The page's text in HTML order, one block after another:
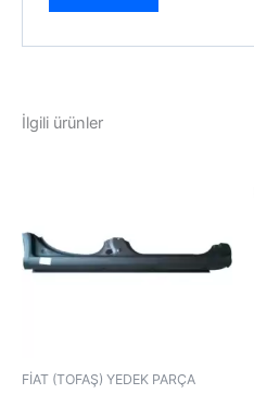
İlgili ürünler
FİAT (TOFAŞ) YEDEK PARÇA